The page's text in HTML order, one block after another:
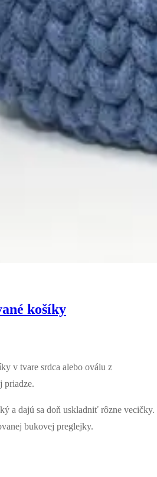
košíky
v tvare srdca alebo oválu z
priadze.
a dajú sa doň uskladniť rôzne vecičky.
bukovej preglejky.